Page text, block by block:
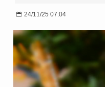
24/11/25 07:04